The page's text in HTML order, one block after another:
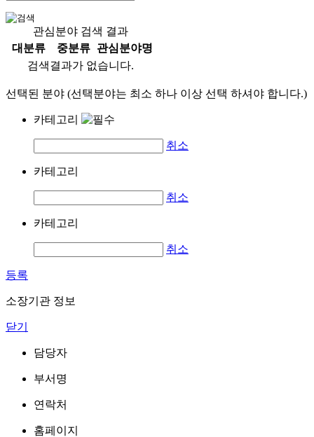
관심분야 검색 결과
대분류
중분류
관심분야명
검색결과가 없습니다.
선택된 분야 (선택분야는 최소 하나 이상 선택 하셔야 합니다.)
카테고리
취소
카테고리
취소
카테고리
취소
등록
소장기관 정보
닫기
담당자
부서명
연락처
홈페이지